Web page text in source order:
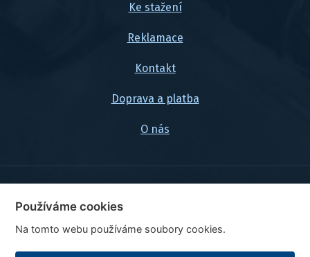
Ke stažení
Reklamace
Kontakt
Doprava a platba
O nás
© 2026, FlexaMi Auto s.r.o.
Ceny jsou uvedeny vč. DPH
Používáme cookies
Na tomto webu používáme soubory cookies.